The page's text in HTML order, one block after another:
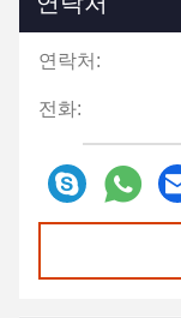
연락처:
전화: